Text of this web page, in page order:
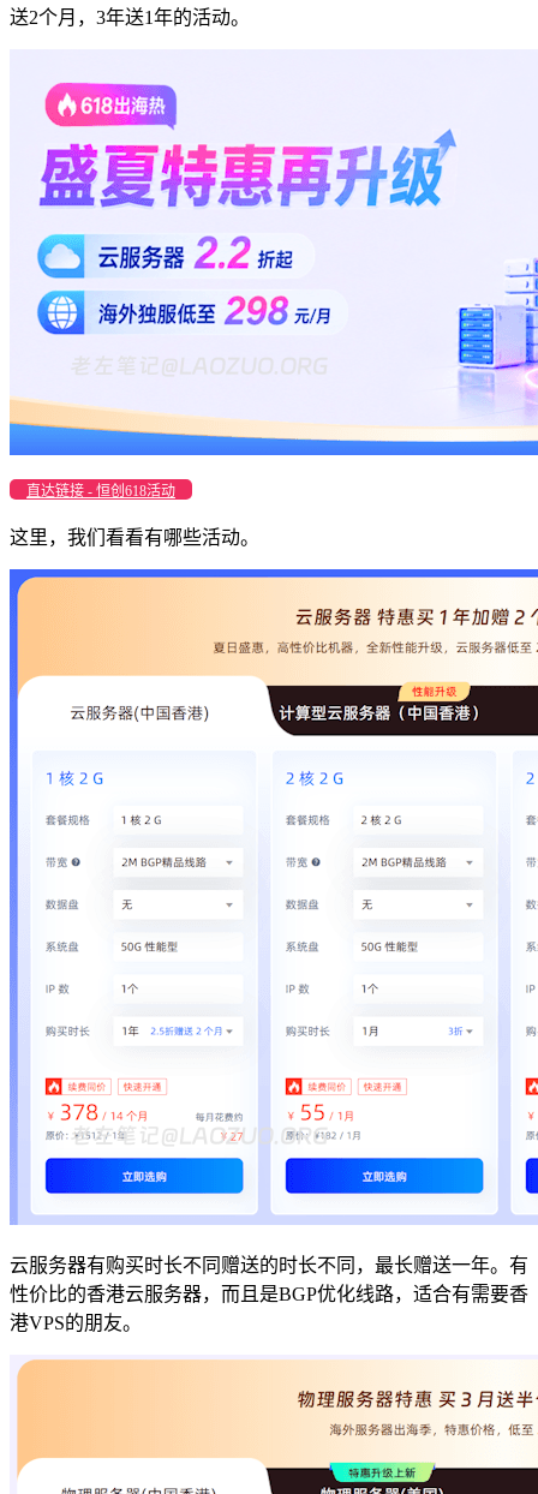
送2个月，3年送1年的活动。
直达链接 - 恒创618活动
这里，我们看看有哪些活动。
云服务器有购买时长不同赠送的时长不同，最长赠送一年。有
性价比的香港云服务器，而且是BGP优化线路，适合有需要香
港VPS的朋友。